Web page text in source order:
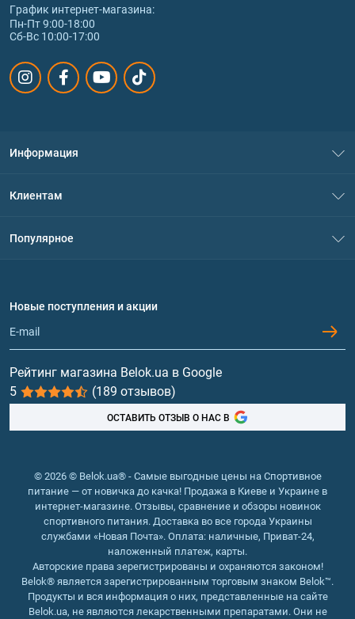
График интернет‑магазина:
Пн-Пт 9:00-18:00
Сб-Вс 10:00-17:00
Информация
Политика конфиденциальности
Обмен и возврат
Клиентам
Популярное
Протеин
Гейнеры
Витамины и минералы
Рыбий жир, жирные кислоты
Новые поступления и акции
Рейтинг магазина Belok.ua в Google
5
(189 отзывов)
ОСТАВИТЬ ОТЗЫВ О НАС В
© 2026 © Belok.ua® - Самые выгодные цены на Спортивное
питание — от новичка до качка! Продажа в Киеве и Украине в
интернет-магазине. Отзывы, сравнение и обзоры новинок
спортивного питания. Доставка во все города Украины
службами «Новая Почта». Оплата: наличные, Приват-24,
наложенный платеж, карты.
Авторские права зерегистрированы и охраняются законом!
Belok® является зарегистрированным торговым знаком Belok™.
Продукты и вся информация о них, представленные на сайте
Belok.ua, не являются лекарственными препаратами. Они не